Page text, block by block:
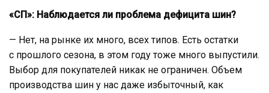
«СП»: Наблюдается ли проблема дефицита шин?
— Нет, на рынке их много, всех типов. Есть остатки
с прошлого сезона, в этом году тоже много выпустили.
Выбор для покупателей никак не ограничен. Объем
производства шин у нас даже избыточный, как